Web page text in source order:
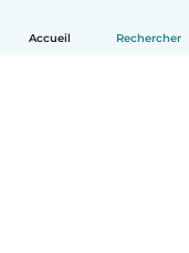
Accueil Rechercher